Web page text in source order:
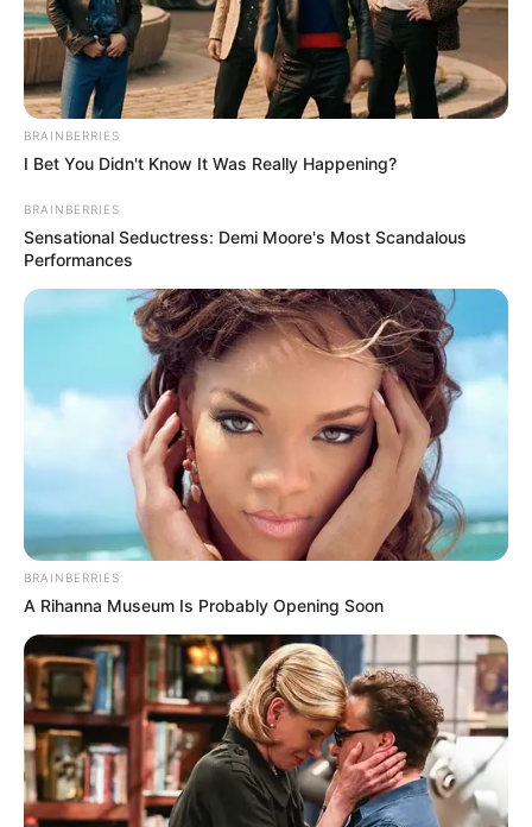
NT Επιμέλεια
Σωτήρης Μπαρσάκης
26/08/2025, 14:42 · 2:42 ΜΜ
Αθλητικά
Κοινοποίησε άρθρο
Προσθήκη τοnewstok.gr στην Google
Ανακαλύψτε περισσότερα άρθρα στα αποτελέσματα
αναζήτησης.
Ο Τούρκος τεχνικός δίνει χρόνο συμμετοχής σε
BRAINBERRIES
I Bet You Didn't Know It Was Really Happening?
BRAINBERRIES
Sensational Seductress: Demi Moore's Most Scandalous
Performances
BRAINBERRIES
A Rihanna Museum Is Probably Opening Soon